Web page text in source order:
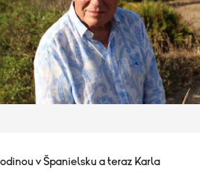
v Španielsku a teraz Karla